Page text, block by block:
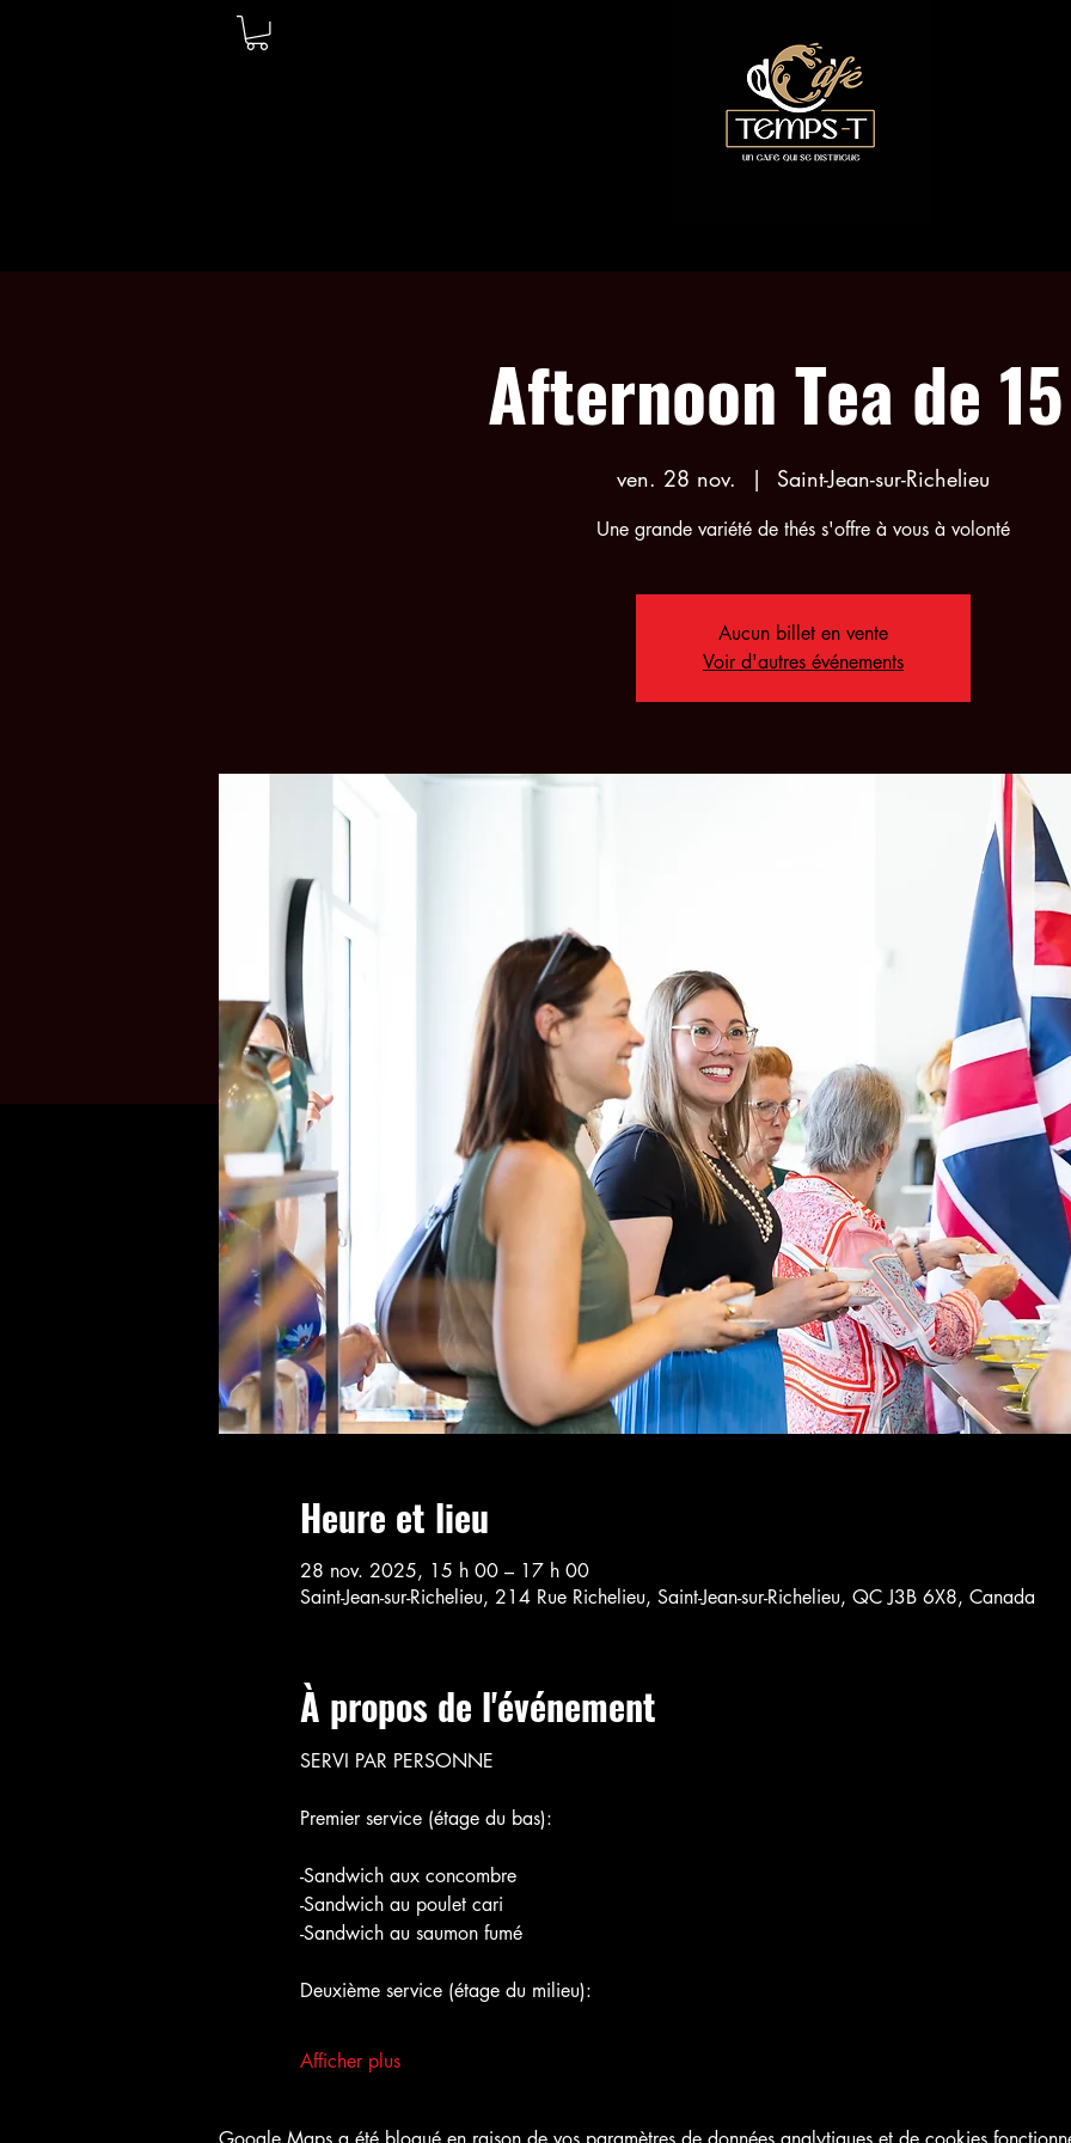
Afternoon Tea de
ven. 28 nov.
  |
Saint-Jean-sur-Richelieu
Une grande variété de thés s'offre à vous à volonté
Aucun billet en vente
Voir d'autres événements
Heure et lieu
28 nov. 2025, 15 h 00 – 17 h 00
Saint-Jean-sur-Richelieu, 214 Rue Richelieu, Saint-Jean-sur-Richelieu, QC J3B 6X8, Canada
À propos de l'événement
SERVI PAR PERSONNE
Premier service (étage du bas):
-Sandwich aux concombre
-Sandwich au poulet cari
-Sandwich au saumon fumé
Deuxième service (étage du milieu):
Afficher plus